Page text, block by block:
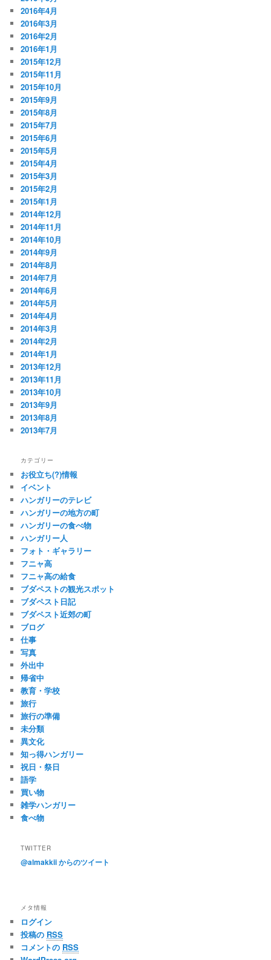
2016年4月
2016年3月
2016年2月
2016年1月
2015年12月
2015年11月
2015年10月
2015年9月
2015年8月
2015年7月
2015年6月
2015年5月
2015年4月
2015年3月
2015年2月
2015年1月
2014年12月
2014年11月
2014年10月
2014年9月
2014年8月
2014年7月
2014年6月
2014年5月
2014年4月
2014年3月
2014年2月
2014年1月
2013年12月
2013年11月
2013年10月
2013年9月
2013年8月
2013年7月
カテゴリー
お役立ち(?)情報
イベント
ハンガリーのテレビ
ハンガリーの地方の町
ハンガリーの食べ物
ハンガリー人
フォト・ギャラリー
フニャ高
フニャ高の給食
ブダペストの観光スポット
ブダペスト日記
ブダペスト近郊の町
ブログ
仕事
写真
外出中
帰省中
教育・学校
旅行
旅行の準備
未分類
異文化
知っ得ハンガリー
祝日・祭日
語学
買い物
雑学ハンガリー
食べ物
TWITTER
@almakkii からのツイート
メタ情報
ログイン
投稿の RSS
コメントの RSS